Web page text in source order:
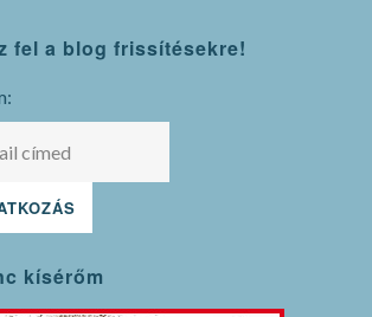
fel a blog frissítésekre!
kísérőm